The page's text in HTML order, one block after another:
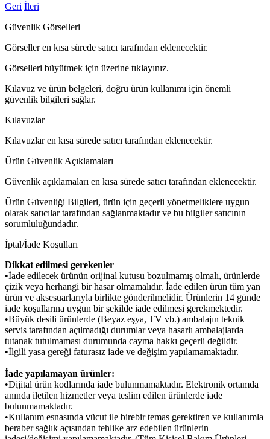
Geri İleri
Güvenlik Görselleri
Görseller en kısa sürede satıcı tarafından eklenecektir.
Görselleri büyütmek için üzerine tıklayınız.
Kılavuz ve ürün belgeleri, doğru ürün kullanımı için önemli
güvenlik bilgileri sağlar.
Kılavuzlar
Kılavuzlar en kısa sürede satıcı tarafından eklenecektir.
Ürün Güvenlik Açıklamaları
Güvenlik açıklamaları en kısa sürede satıcı tarafından eklenecektir.
Ürün Güvenliği Bilgileri, ürün için geçerli yönetmeliklere uygun
olarak satıcılar tarafından sağlanmaktadır ve bu bilgiler satıcının
sorumluluğundadır.
İptal/İade Koşulları
Dikkat edilmesi gerekenler
•İade edilecek ürünün orijinal kutusu bozulmamış olmalı, ürünlerde
çizik veya herhangi bir hasar olmamalıdır. İade edilen ürün tüm yan
ürün ve aksesuarlarıyla birlikte gönderilmelidir. Ürünlerin 14 günde
iade koşullarına uygun bir şekilde iade edilmesi gerekmektedir.
•Büyük desili ürünlerde (Beyaz eşya, TV vb.) ambalajın teknik
servis tarafından açılmadığı durumlar veya hasarlı ambalajlarda
tutanak tutulmaması durumunda cayma hakkı geçerli değildir.
•İlgili yasa gereği faturasız iade ve değişim yapılamamaktadır.
İade yapılamayan ürünler:
•Dijital ürün kodlarında iade bulunmamaktadır. Elektronik ortamda
anında iletilen hizmetler veya teslim edilen ürünlerde iade
bulunmamaktadır.
•Kullanım esnasında vücut ile birebir temas gerektiren ve kullanımla
beraber sağlık açısından tehlike arz edebilen ürünlerin